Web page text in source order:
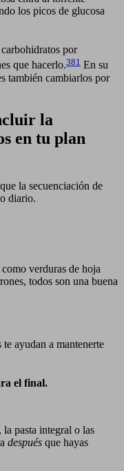
los picos de glucosa
por
que hacerlo.381 En su
también cambiarlos por
la
en tu plan
la secuenciación de
diario.
verduras de hoja
todos son una buena
ayudan a mantenerte
el final.
pasta integral o las
después que hayas